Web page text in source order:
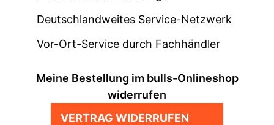
Deutschlandweites Service-Netzwerk
Vor-Ort-Service durch Fachhändler
Meine Bestellung im bulls-Onlineshop
widerrufen
VERTRAG WIDERRUFEN